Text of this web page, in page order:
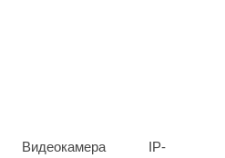
Видеокамера
IP-